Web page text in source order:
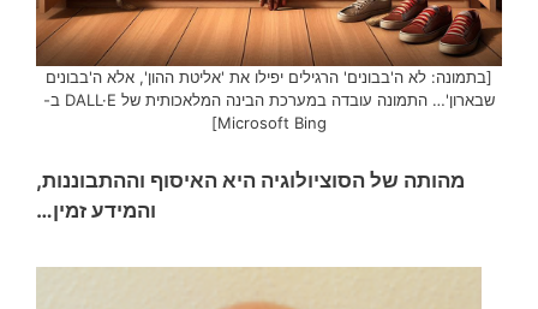
[בתמונה: לא ה'בבונים' הרגילים יפילו את 'אליטת ההון', אלא ה'בבונים
שבארון'… התמונה עובדה במערכת הבינה המלאכותית של DALL·E ב-
Microsoft Bing]
מהותה של הסוציולוגיה היא האיסוף וההתבוננות,
והמידע זמין…